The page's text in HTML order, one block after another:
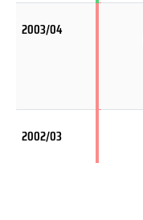
2003/04
2002/03